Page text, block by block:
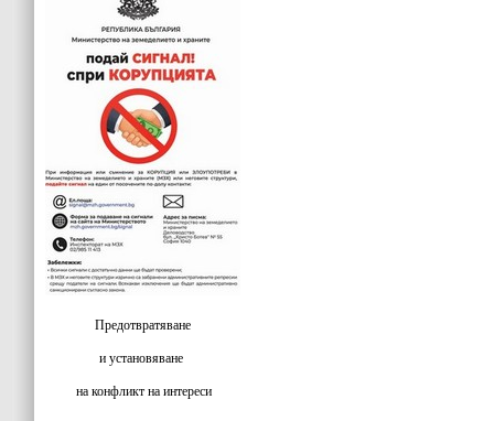
Предотвратяване
и установяване
на конфликт на интереси